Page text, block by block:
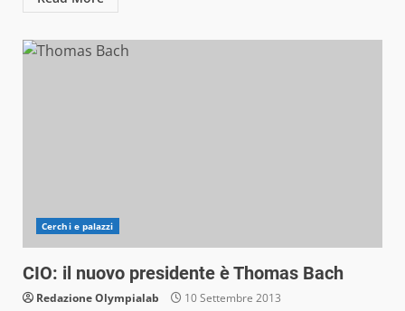
Cerchi e palazzi
CIO: il nuovo presidente è Thomas Bach
Redazione Olympialab 10 Settembre 2013